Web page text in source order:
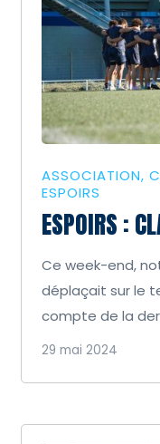
ASSOCIATION
ESPOIRS
ESPOIRS :
Ce week-end,
déplaçait sur le
compte de la
29 mai 2024